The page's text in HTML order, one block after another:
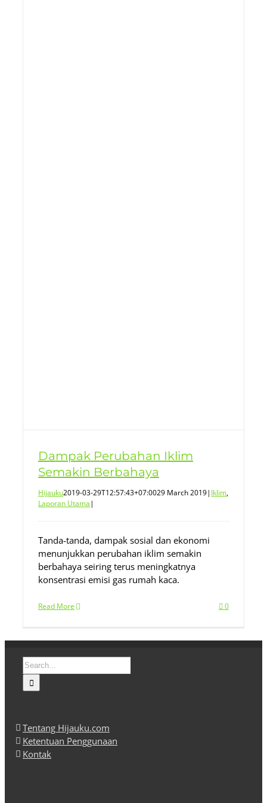
Dampak Perubahan Iklim
Semakin Berbahaya
Hijauku2019-03-29T12:57:43+07:0029 March 2019| Iklim,
Laporan Utama|
Tanda-tanda, dampak sosial dan ekonomi
menunjukkan perubahan iklim semakin
berbahaya seiring terus meningkatnya
konsentrasi emisi gas rumah kaca.
Read More 0
Search
for:
Tentang Hijauku.com
Ketentuan Penggunaan
Kontak